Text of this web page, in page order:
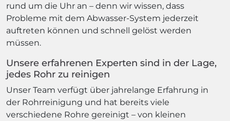
rund um die Uhr an – denn wir wissen, dass
Probleme mit dem Abwasser-System jederzeit
auftreten können und schnell gelöst werden
müssen.
Unsere erfahrenen Experten sind in der Lage,
jedes Rohr zu reinigen
Unser Team verfügt über jahrelange Erfahrung in
der Rohrreinigung und hat bereits viele
verschiedene Rohre gereinigt – von kleinen